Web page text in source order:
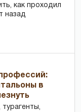
как проходил
назад
в
тур­агенты,